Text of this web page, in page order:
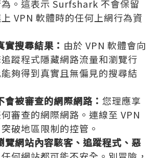
。這表示 Surfshark 不會保留
VPN 軟體時的任何上網行為資
實搜尋結果： 由於 VPN 軟體會向
蹤程式隱藏網路流量和瀏覽行
夠得到真實且無偏見的搜尋結
會被審查的網際網路： 您理應享
審查的網際網路。連線至 VPN
破地區限制的控管。
覽網站內容駭客、追蹤程式、惡